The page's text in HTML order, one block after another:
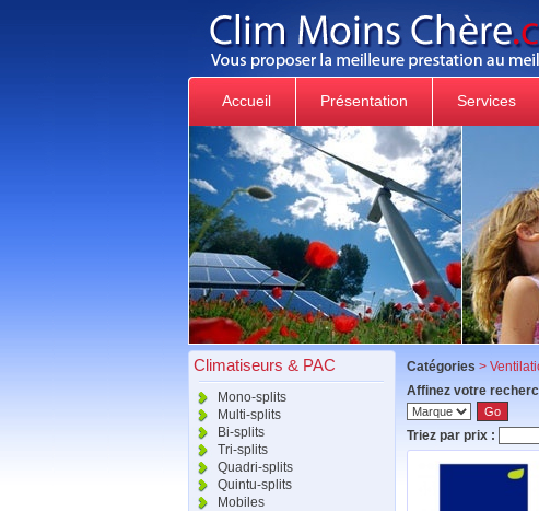
Accueil Présentation Services
Climatiseurs & PAC
Mono-splits
Multi-splits
Bi-splits
Tri-splits
Quadri-splits
Quintu-splits
Mobiles
Catégories >
Affinez votre
Triez par prix :